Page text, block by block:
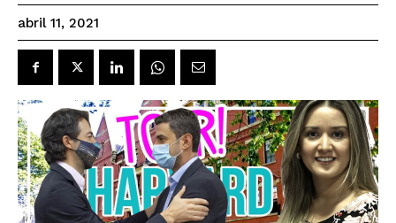
abril 11, 2021